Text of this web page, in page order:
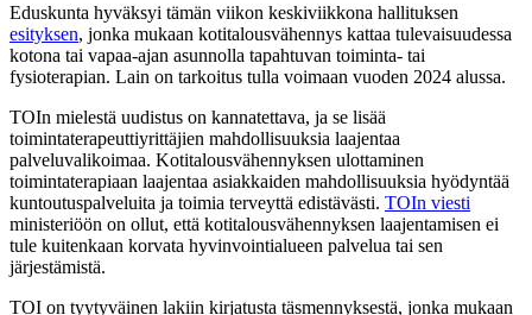
Eduskunta hyväksyi tämän viikon keskiviikkona hallituksen
esityksen, jonka mukaan kotitalousvähennys kattaa tulevaisuudessa
kotona tai vapaa-ajan asunnolla tapahtuvan toiminta- tai
fysioterapian. Lain on tarkoitus tulla voimaan vuoden 2024 alussa.
TOIn mielestä uudistus on kannatettava, ja se lisää
toimintaterapeuttiyrittäjien mahdollisuuksia laajentaa
palveluvalikoimaa. Kotitalousvähennyksen ulottaminen
toimintaterapiaan laajentaa asiakkaiden mahdollisuuksia hyödyntää
kuntoutuspalveluita ja toimia terveyttä edistävästi. TOIn viesti
ministeriöön on ollut, että kotitalousvähennyksen laajentamisen ei
tule kuitenkaan korvata hyvinvointialueen palvelua tai sen
järjestämistä.
TOI on tyytyväinen lakiin kirjatusta täsmennyksestä, jonka mukaan